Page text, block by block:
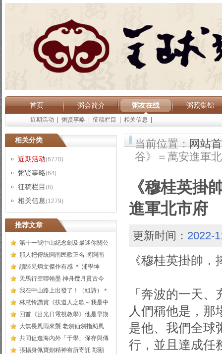
首页 粥会简介 粥友在线 粥照集锦
近期活动 粥贤事略 征稿栏目 相关信息
相关分类
近期活动(6770)
粥贤事略(64)
征稿栏目 (8)
相关信息(1279)
推荐文章
第十一號中山紀念劍及最迷你關公
那人把傳統閩南民歌正名 將閩南
讀陸兄炳文傑作有感 ＊ 浦學坤
天馬行空聯翰墨 神舟攬月貫古今
我在中山路上出發了！（組詩）＊
林慧怜讚賞《扶道人之歌～我是中
回首《莒光日電視教學》他是早期
大無畏風雨來襲 老劍仙劍指颱風
共同促進海內外「于學」保存與傳
張揚身佩寶劍精神有所寄託 彰顯
当前位置：网站
谷》＝萬安進軍
《穆桂英掛
進軍北市府
更新时间： 2022-
《穆桂英掛帥
「奔波的一天
人們稱他是，那
是他、我們全球
行，並且達成任